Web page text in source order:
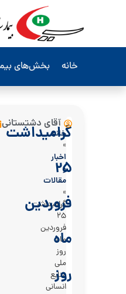
خانه بخش‌های
خانه
»
اخبار
و
مقالات
»
گرامیداشت
25
فروردین
ماه
روز
ملی
منابع
انسانی
گرامیداشت
25
فروردین
ماه
روز
آقای دشتستانی